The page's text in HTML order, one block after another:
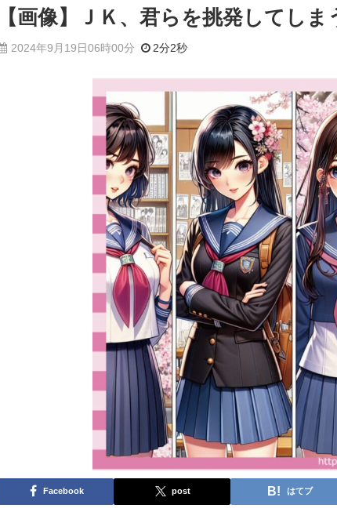
【画像】ＪＫ、君らを挑発してしま
2024年9月19日06時00分 2分2秒
Facebook post はてブ